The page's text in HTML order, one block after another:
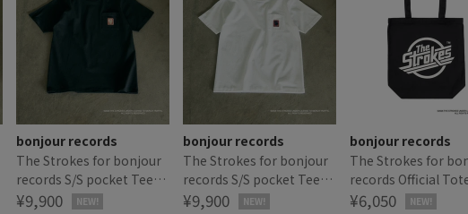
bonjour records
The Strokes for bonjour
records S/S pocket Tee
ザ・ストロークス オフィシ
¥9,900 NEW!
bonjour records
The Strokes for bonjour
records S/S pocket Tee
ザ・ストロークス オフィシ
¥9,900 NEW!
bonjour records
The Strokes for
records Official
ザ・ストロークス オ
¥6,050 NEW!